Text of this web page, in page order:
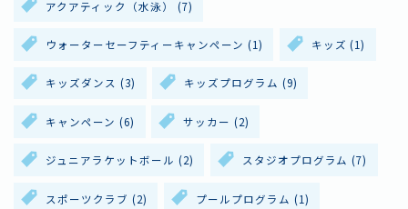
アクアティック（水泳） (7)
ウォーターセーフティーキャンペーン (1) キッズ (1)
キッズダンス (3) キッズプログラム (9)
キャンペーン (6) サッカー (2)
ジュニアラケットボール (2) スタジオプログラム (7)
スポーツクラブ (2) プールプログラム (1)